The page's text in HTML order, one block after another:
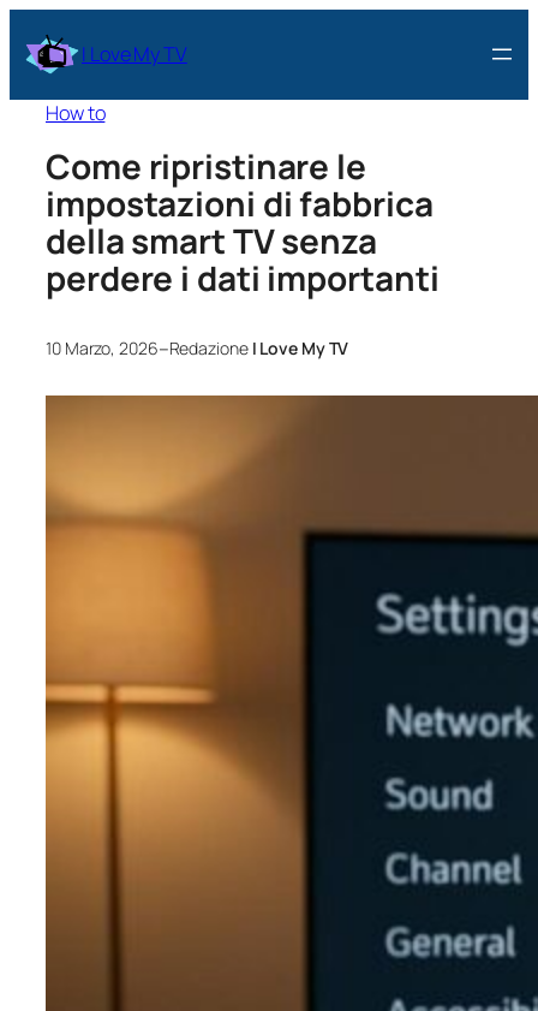
I Love My TV
How to
Come ripristinare le
impostazioni di fabbrica
della smart TV senza
perdere i dati importanti
10 Marzo, 2026–Redazione I Love My TV